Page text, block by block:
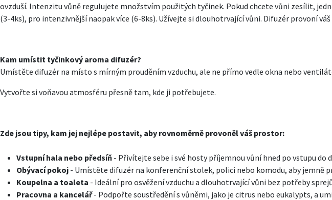
ovzduší. Intenzitu vůně regulujete množstvím použitých tyčinek. Pokud chcete vůni zesílit,
(3-4ks), pro intenzivnější naopak více (6-8ks). Užívejte si dlouhotrvající vůni. Difuzér provoní
Kam umístit tyčinkový aroma difuzér?
Umístěte difuzér na místo s mírným prouděním vzduchu, ale ne přímo vedle okna nebo
Vytvořte si voňavou atmosféru přesně tam, kde ji potřebujete.
Zde jsou tipy, kam jej nejlépe postavit, aby rovnoměrně provoněl váš prostor:
Vstupní hala nebo předsíň - Přivítejte sebe i své hosty příjemnou vůní hned po vstupu do
Obývací pokoj - Umístěte difuzér na konferenční stolek, polici nebo komodu, aby jemně
Koupelna a toaleta - Ideální pro osvěžení vzduchu a dlouhotrvající vůni bez potřeby
Pracovna a kancelář- Podpořte soustředění s vůněmi, jako je citrus nebo eukalypts, a